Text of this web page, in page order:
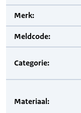
Merk:
Meldcode:
Categorie:
Materiaal: